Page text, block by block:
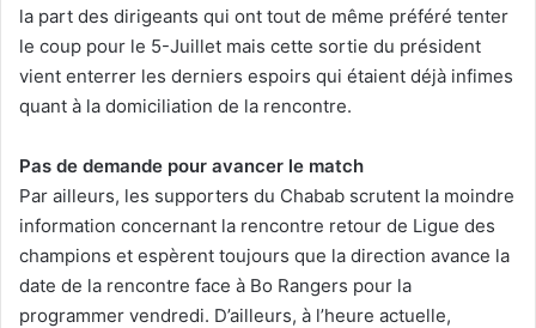
la part des dirigeants qui ont tout de même préféré tenter
le coup pour le 5-Juillet mais cette sortie du président
vient enterrer les derniers espoirs qui étaient déjà infimes
quant à la domiciliation de la rencontre.
Pas de demande pour avancer le match
Par ailleurs, les supporters du Chabab scrutent la moindre
information concernant la rencontre retour de Ligue des
champions et espèrent toujours que la direction avance la
date de la rencontre face à Bo Rangers pour la
programmer vendredi. D’ailleurs, à l’heure actuelle,